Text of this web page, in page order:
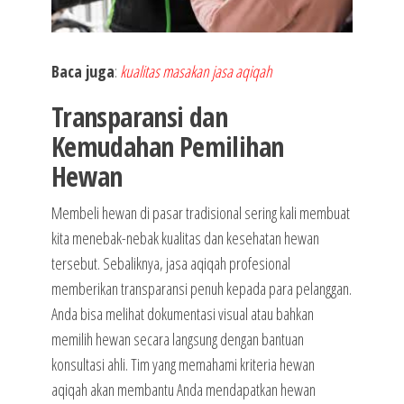
Baca juga: kualitas masakan jasa aqiqah
Transparansi dan
Kemudahan Pemilihan
Hewan
Membeli hewan di pasar tradisional sering kali membuat
kita menebak-nebak kualitas dan kesehatan hewan
tersebut. Sebaliknya, jasa aqiqah profesional
memberikan transparansi penuh kepada para pelanggan.
Anda bisa melihat dokumentasi visual atau bahkan
memilih hewan secara langsung dengan bantuan
konsultasi ahli. Tim yang memahami kriteria hewan
aqiqah akan membantu Anda mendapatkan hewan